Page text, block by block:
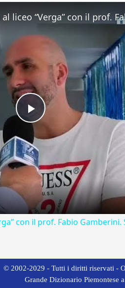
Play
Video
con il prof. Fabio
© 2002-2029 - Tutti i diritti riservati -
Grande Dizionario Piemontese